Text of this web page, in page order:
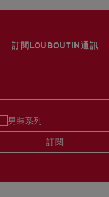
訂閱LOUBOUTIN通訊
男裝系列
訂閱